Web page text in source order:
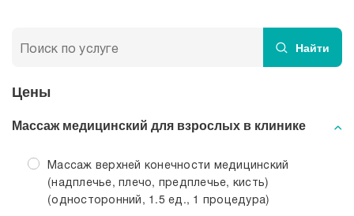
Найти
Цены
Массаж медицинский для взрослых в клинике
Массаж верхней конечности медицинский
(надплечье, плечо, предплечье, кисть)
(односторонний, 1.5 ед., 1 процедура)